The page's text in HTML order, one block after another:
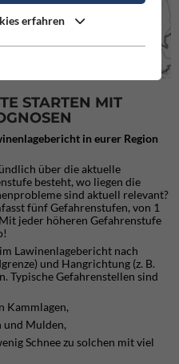
Gefahrenstufen im Lawinenlagebericht
STARTEN MIT
in eurer Region
über die aktuelle
besteht, wo liegen die
sind aktuell relevant?
fünf Gefahrenstufen, von 1
jeder höheren Gefahrenstufe
Lawinenlagebericht nach
und Hangrichtung (z. B.
Typische Gefahrenstellen sind
Kammlagen,
und Mulden,
Schnee zu solchen mit viel
erfahren